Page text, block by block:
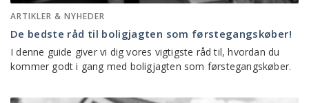
ARTIKLER & NYHEDER
De bedste råd til boligjagten som førstegangskøber!
I denne guide giver vi dig vores vigtigste råd til, hvordan du
kommer godt i gang med boligjagten som førstegangskøber.